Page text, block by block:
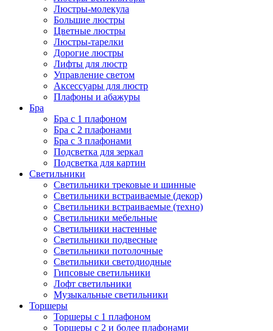
Люстры-молекула
Большие люстры
Цветные люстры
Люстры-тарелки
Дорогие люстры
Лифты для люстр
Управление светом
Аксессуары для люстр
Плафоны и абажуры
Бра
Бра с 1 плафоном
Бра с 2 плафонами
Бра с 3 плафонами
Подсветка для зеркал
Подсветка для картин
Светильники
Светильники трековые и шинные
Светильники встраиваемые (декор)
Светильники встраиваемые (техно)
Светильники мебельные
Светильники настенные
Светильники подвесные
Светильники потолочные
Светильники светодиодные
Гипсовые светильники
Лофт светильники
Музыкальные светильники
Торшеры
Торшеры с 1 плафоном
Торшеры с 2 и более плафонами